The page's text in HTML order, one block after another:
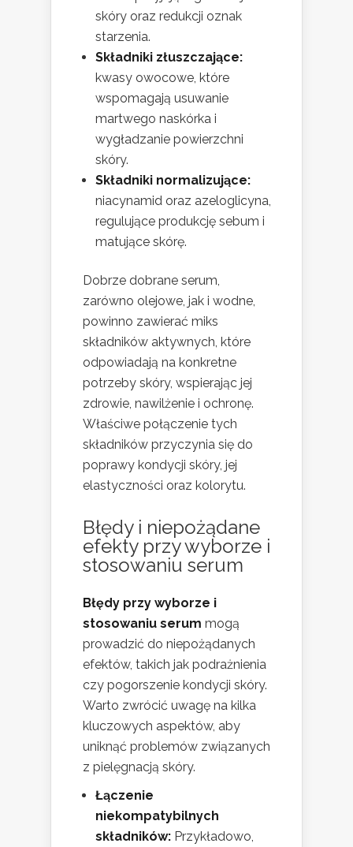
skóry oraz redukcji oznak
starzenia.
Składniki złuszczające:
kwasy owocowe, które
wspomagają usuwanie
martwego naskórka i
wygładzanie powierzchni
skóry.
Składniki normalizujące:
niacynamid oraz azeloglicyna,
regulujące produkcję sebum i
matujące skórę.
Dobrze dobrane serum,
zarówno olejowe, jak i wodne,
powinno zawierać miks
składników aktywnych, które
odpowiadają na konkretne
potrzeby skóry, wspierając jej
zdrowie, nawilżenie i ochronę.
Właściwe połączenie tych
składników przyczynia się do
poprawy kondycji skóry, jej
elastyczności oraz kolorytu.
Błędy i niepożądane
efekty przy wyborze i
stosowaniu serum
Błędy przy wyborze i
stosowaniu serum mogą
prowadzić do niepożądanych
efektów, takich jak podrażnienia
czy pogorszenie kondycji skóry.
Warto zwrócić uwagę na kilka
kluczowych aspektów, aby
uniknąć problemów związanych
z pielęgnacją skóry.
Łączenie
niekompatybilnych
składników: Przykładowo,